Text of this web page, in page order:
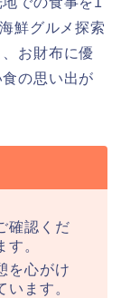
鮮グルメ探索
お財布に優
の思い出が
確認くだ
。
を心がけ
ます。